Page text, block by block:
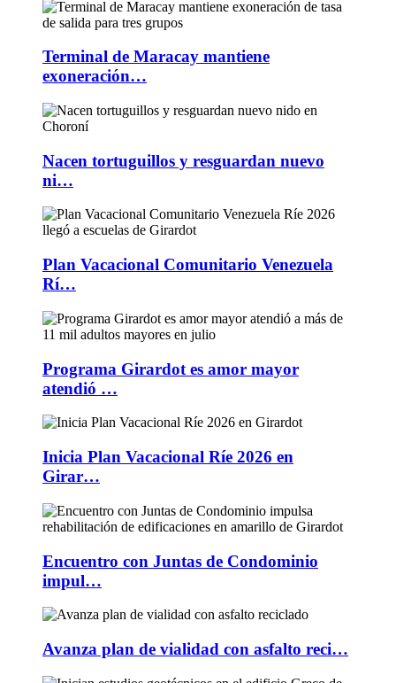
Terminal de Maracay mantiene
exoneración…
Nacen tortuguillos y resguardan nuevo
ni…
Plan Vacacional Comunitario Venezuela
Rí…
Programa Girardot es amor mayor
atendió …
Inicia Plan Vacacional Ríe 2026 en
Girar…
Encuentro con Juntas de Condominio
impul…
Avanza plan de vialidad con asfalto reci…